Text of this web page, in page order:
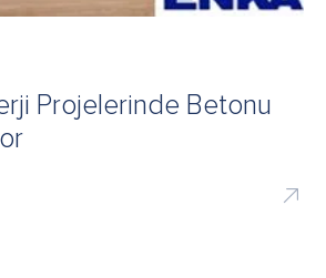
Projelerinde Betonu